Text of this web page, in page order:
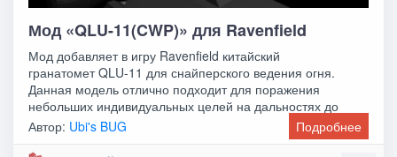
Мод «QLU-11(CWP)» для Ravenfield
Мод добавляет в игру Ravenfield китайский
гранатомет QLU-11 для снайперского ведения огня.
Данная модель отлично подходит для поражения
небольших индивидуальных целей на дальностях до
1000 метров, а
Автор: Ubi's BUG Подробнее